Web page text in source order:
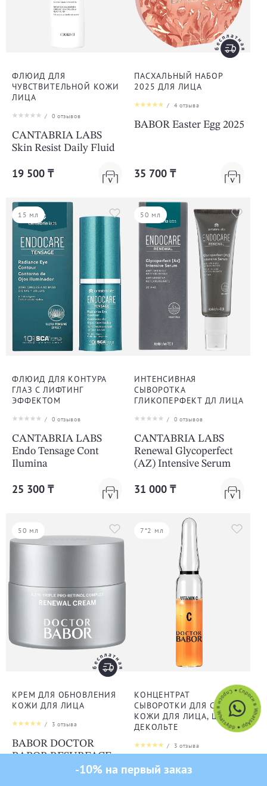
ФЛЮИД ДЛЯ
ЧУВСТВИТЕЛЬНОЙ КОЖИ
ЛИЦА
/ 0 отзывов
CANTABRIA LABS
Skin Resist Daily Fluid
19 500 ₸
ПАСХАЛЬНЫЙ НАБОР
2025 ДЛЯ ЛИЦА
/ 4отзыва
BABOR Easter Egg 2025
35 700 ₸
15 мл
ФЛЮИД ДЛЯ КОНТУРА
ГЛАЗ С ЛИФТИНГ
ЭФФЕКТОМ
/ 0 отзывов
CANTABRIA LABS
Endo Tensage Cont
Ilumina
25 300 ₸
50 мл
ИНТЕНСИВНАЯ
СЫВОРОТКА
ГЛИКОПЕРФЕКТ ДЛ ЛИЦА
/ 0 отзывов
CANTABRIA LABS
Renewal Glycoperfect
(AZ) Intensive Serum
31 000 ₸
50 мл
КРЕМ ДЛЯ ОБНОВЛЕНИЯ
КОЖИ ДЛЯ ЛИЦА
/ 3 отзыва
BABOR DOCTOR
BABOR RESURFACE
Renewal Cream
7*2 мл
КОНЦЕНТРАТ
СЫВОРОТКИ ДЛЯ СИЯНИЯ
КОЖИ ДЛЯ ЛИЦА, ШЕИ И
ДЕКОЛЬТЕ
/ 3 отзыва
BABOR DOCTOR
BABOR RESURFACE
получи промокод